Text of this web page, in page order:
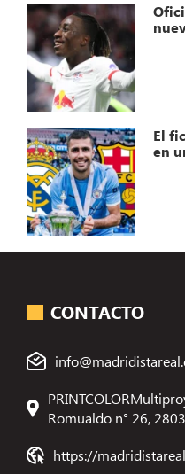
El
en
CONTACTO
Romualdo n° 26,
https://